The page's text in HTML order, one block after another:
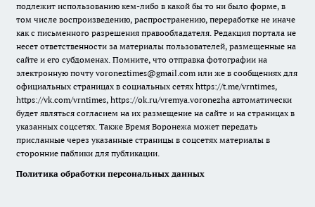
подлежит использованию кем-либо в какой бы то ни было форме, в
том числе воспроизведению, распространению, переработке не иначе
как с письменного разрешения правообладателя. Редакция портала не
несет ответственности за материалы пользователей, размещенные на
сайте и его субдоменах. Помните, что отправка фотографии на
электронную почту voroneztimes@gmail.com или же в сообщениях для
официальных страницах в социальных сетях https://t.me/vrntimes,
https://vk.com/vrntimes, https://ok.ru/vremya.voronezha автоматически
будет являться согласием на их размещение на сайте и на страницах в
указанных соцсетях. Также Время Воронежа может передать
присланные через указанные страницы в соцсетях материалы в
сторонние паблики для публикации.
Политика обработки персональных данных